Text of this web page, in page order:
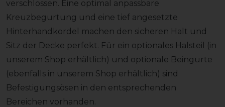
verschlossen. Eine optimal anpassbare
Kreuzbegurtung und eine tief angesetzte
Hinterhandkordel machen den sicheren Halt und
Sitz der Decke perfekt. Für ein optionales Halsteil (in
unserem Shop erhältlich) und optionale Beingurte
(ebenfalls in unserem Shop erhältlich) sind
Befestigungsösen in den entsprechenden
Bereichen vorhanden.